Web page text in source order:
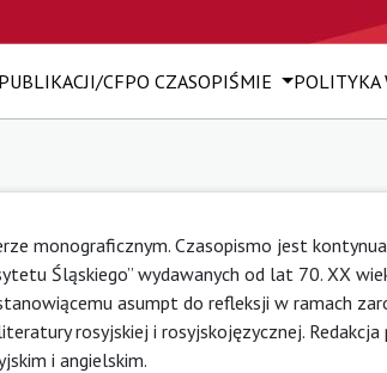
CFPO CZASOPIŚMIE POLITYKA
monograficznym. Czasopismo jest
Śląskiego” wydawanych od lat 70. XX
asumpt do refleksji w ramach
rosyjskiej i rosyjskojęzycznej. Redakcja
i angielskim.